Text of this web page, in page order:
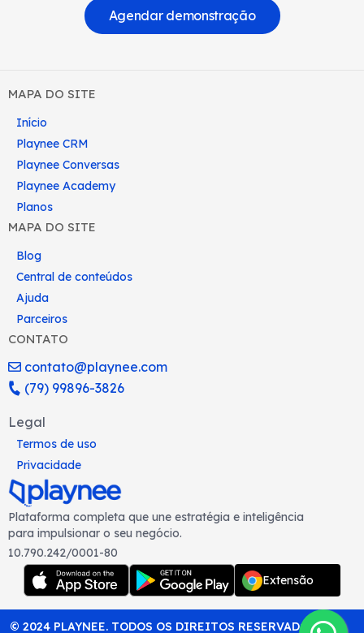
Agendar demonstração
MAPA DO SITE
Início
Playnee CRM
Playnee Conversas
Playnee Academy
Planos
MAPA DO SITE
Blog
Central de conteúdos
Ajuda
Parceiros
CONTATO
contato@playnee.com
(79) 99896-3826
Legal
Termos de uso
Privacidade
Plataforma completa que une estratégia e inteligência
para impulsionar o seu negócio.
10.790.242/0001-80
Extensão
© 2024 PLAYNEE. TODOS OS DIREITOS RESERVADOS.